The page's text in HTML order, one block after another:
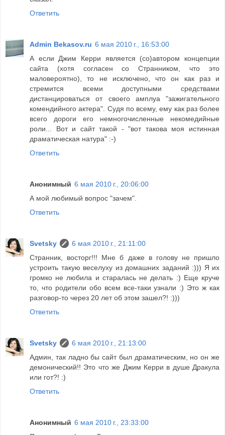
Ответить
Admin Bekasov.ru 6 мая 2010 г., 16:53:00
А если Джим Керри является (со)автором концепции
сайта (хотя согласен со Странником, что это
маловероятно), то не исключено, что он как раз и
стремится всеми доступными средствами
дистанцироваться от своего амплуа "зажигательного
комендийного актера". Судя по всему, ему как раз более
всего дороги его немногочисленные некомедийные
роли... Вот и сайт такой - "вот такова моя истинная
драматическая натура" :-)
Ответить
Анонимный 6 мая 2010 г., 20:06:00
А мой любимый вопрос "зачем".
Ответить
Svetsky
6 мая 2010 г., 21:11:00
Странник, восторг!!! Мне б даже в голову не пришло
устроить такую веселуху из домашних заданий :))) Я их
громко не любила и старалась не делать :) Еще круче
то, что родители обо всем все-таки узнали :) Это ж как
разговор-то через 20 лет об этом зашел?! :)))
Ответить
Svetsky
6 мая 2010 г., 21:13:00
Админ, так ладно бы сайт был драматическим, но он же
демонический!! Это что же Джим Керри в душе Дракула
или гот?! :)
Ответить
Анонимный 6 мая 2010 г., 23:33:00